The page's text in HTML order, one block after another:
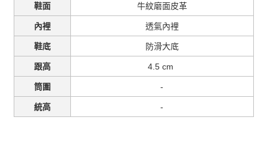
鞋面 牛紋磨面皮革
內裡 透氣內裡
鞋底 防滑大底
跟高 4.5 cm
筒圍 -
統高 -